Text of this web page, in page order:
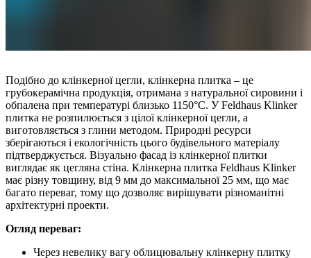
Подібно до клінкерної цегли, клінкерна плитка – це
грубокерамічна продукція, отримана з натуральної сировини і
обпалена при температурі близько 1150°C. У Feldhaus Klinker
плитка не розпилюється з цілої клінкерної цегли, а
виготовляється з глини методом. Природні ресурси
зберігаються і екологічність цього будівельного матеріалу
підтверджується. Візуально фасад із клінкерної плитки
виглядає як цегляна стіна. Клінкерна плитка Feldhaus Klinker
має різну товщину, від 9 мм до максимальної 25 мм, що має
багато переваг, тому що дозволяє вирішувати різноманітні
архітектурні проекти.
Огляд переваг:
Через невелику вагу облицювальну клінкерну плитку